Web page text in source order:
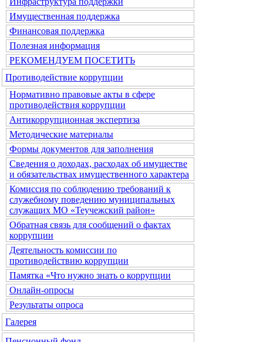
Имущественная поддержка
Финансовая поддержка
Полезная информация
РЕКОМЕНДУЕМ ПОСЕТИТЬ
Противодействие коррупции
Нормативно правовые акты в сфере
противодействия коррупции
Антикоррупционная экспертиза
Методические материалы
Формы документов для заполнения
Сведения о доходах, расходах об имуществе
и обязательствах имущественного характера
Комиссия по соблюдению требований к
служебному поведению муниципальных
служащих МО «Теучежский район»
Обратная связь для сообщений о фактах
коррупции
Деятельность комиссии по
противодействию коррупции
Памятка «Что нужно знать о коррупции
Онлайн-опросы
Результаты опроса
Галерея